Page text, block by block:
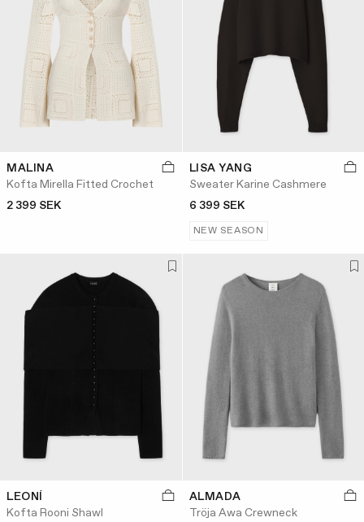
MALINA
Kofta Mirella Fitted Crochet
2 399 SEK
LISA YANG
Sweater Karine Cashmere
6 399 SEK
NEW SEASON
LEONÍ
Kofta Rooni Shawl
ALMADA
Tröja Awa Crewneck